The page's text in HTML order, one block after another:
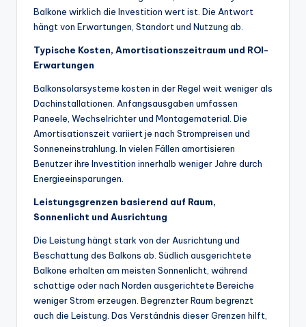
Balkone wirklich die Investition wert ist. Die Antwort
hängt von Erwartungen, Standort und Nutzung ab.
Typische Kosten, Amortisationszeitraum und ROI-
Erwartungen
Balkonsolarsysteme kosten in der Regel weit weniger als
Dachinstallationen. Anfangsausgaben umfassen
Paneele, Wechselrichter und Montagematerial. Die
Amortisationszeit variiert je nach Strompreisen und
Sonneneinstrahlung. In vielen Fällen amortisieren
Benutzer ihre Investition innerhalb weniger Jahre durch
Energieeinsparungen.
Leistungsgrenzen basierend auf Raum,
Sonnenlicht und Ausrichtung
Die Leistung hängt stark von der Ausrichtung und
Beschattung des Balkons ab. Südlich ausgerichtete
Balkone erhalten am meisten Sonnenlicht, während
schattige oder nach Norden ausgerichtete Bereiche
weniger Strom erzeugen. Begrenzter Raum begrenzt
auch die Leistung. Das Verständnis dieser Grenzen hilft,